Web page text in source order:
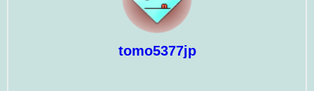
tomo5377jp